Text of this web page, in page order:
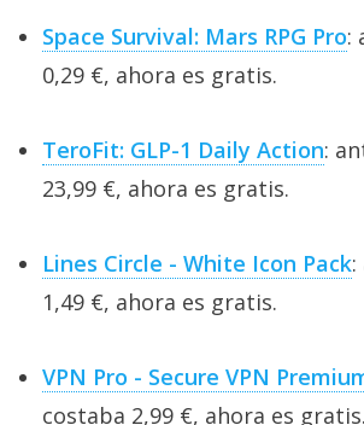
Space Survival: Mars RPG Pro:
0,29 €, ahora es gratis.
TeroFit: GLP-1 Daily Action:
23,99 €, ahora es gratis.
Lines Circle - White Icon Pack
1,49 €, ahora es gratis.
VPN Pro - Secure VPN
costaba 2,99 €, ahora es gratis.